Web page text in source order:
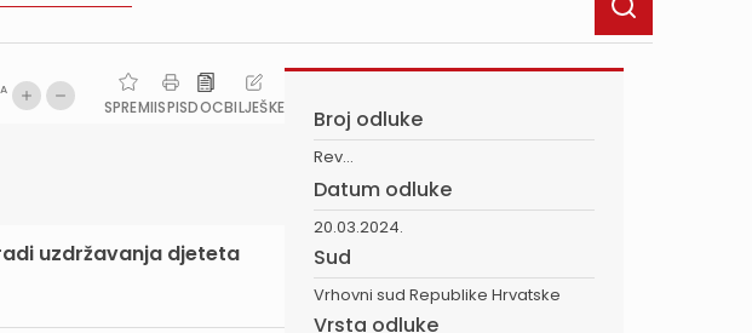
A
SPREMIISPISDOCBILJEŠKE
uzdržavanja djeteta
Broj odluke
Rev...
Datum odluke
20.03.2024.
Sud
Vrhovni sud Republike Hrvatske
Vrsta odluke